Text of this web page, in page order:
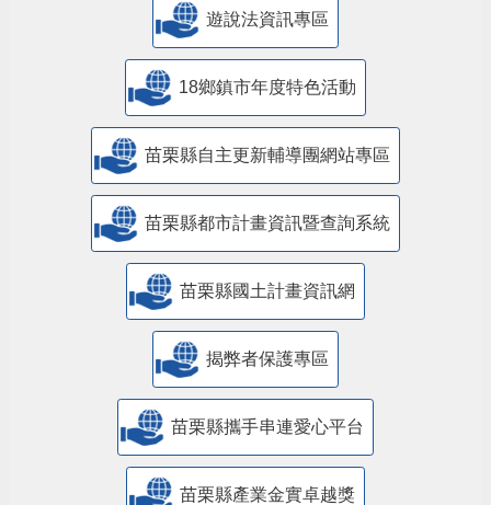
遊說法資訊專區
18鄉鎮市年度特色活動
苗栗縣自主更新輔導團網站專區
苗栗縣都市計畫資訊暨查詢系統
苗栗縣國土計畫資訊網
揭弊者保護專區
苗栗縣攜手串連愛心平台
苗栗縣產業金實卓越獎